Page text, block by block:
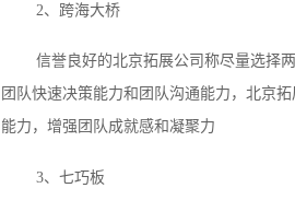
2、跨海大桥
信誉良好的北京拓展公司称尽量选择
团队快速决策能力和团队沟通能力，北京
能力，增强团队成就感和凝聚力
3、七巧板